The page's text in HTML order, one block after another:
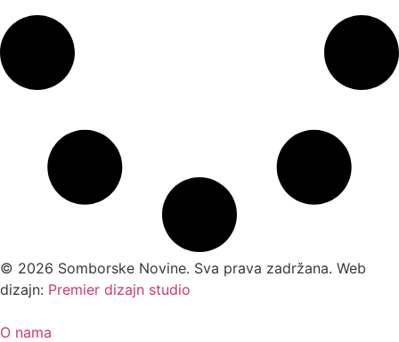
© 2026 Somborske Novine. Sva prava zadržana. Web
dizajn: Premier dizajn studio
O nama